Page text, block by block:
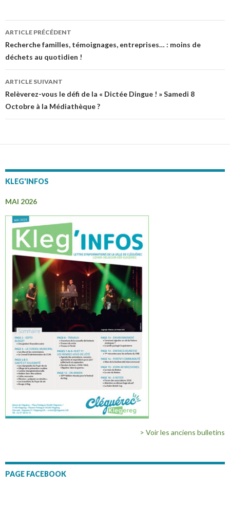
Navigation
des
articles
ARTICLE PRÉCÉDENT
Recherche familles, témoignages, entreprises… : moins de
déchets au quotidien !
ARTICLE SUIVANT
Relèverez-vous le défi de la « Dictée Dingue ! » Samedi 8
Octobre à la Médiathèque ?
KLEG'INFOS
MAI 2026
> Voir les anciens bulletins
PAGE FACEBOOK